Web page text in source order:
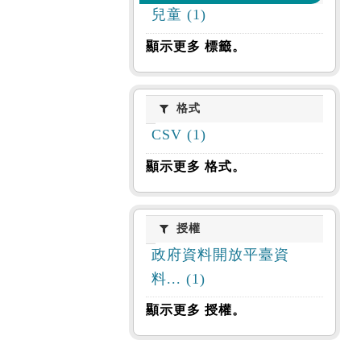
兒童 (1)
顯示更多 標籤。
格式格式
CSV (1)
顯示更多 格式。
授權授權
政府資料開放平臺資
料... (1)
顯示更多 授權。